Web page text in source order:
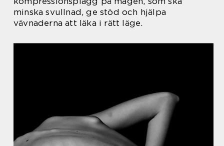
minska svullnad, ge stöd och hjälpa
vävnaderna att läka i rätt läge.